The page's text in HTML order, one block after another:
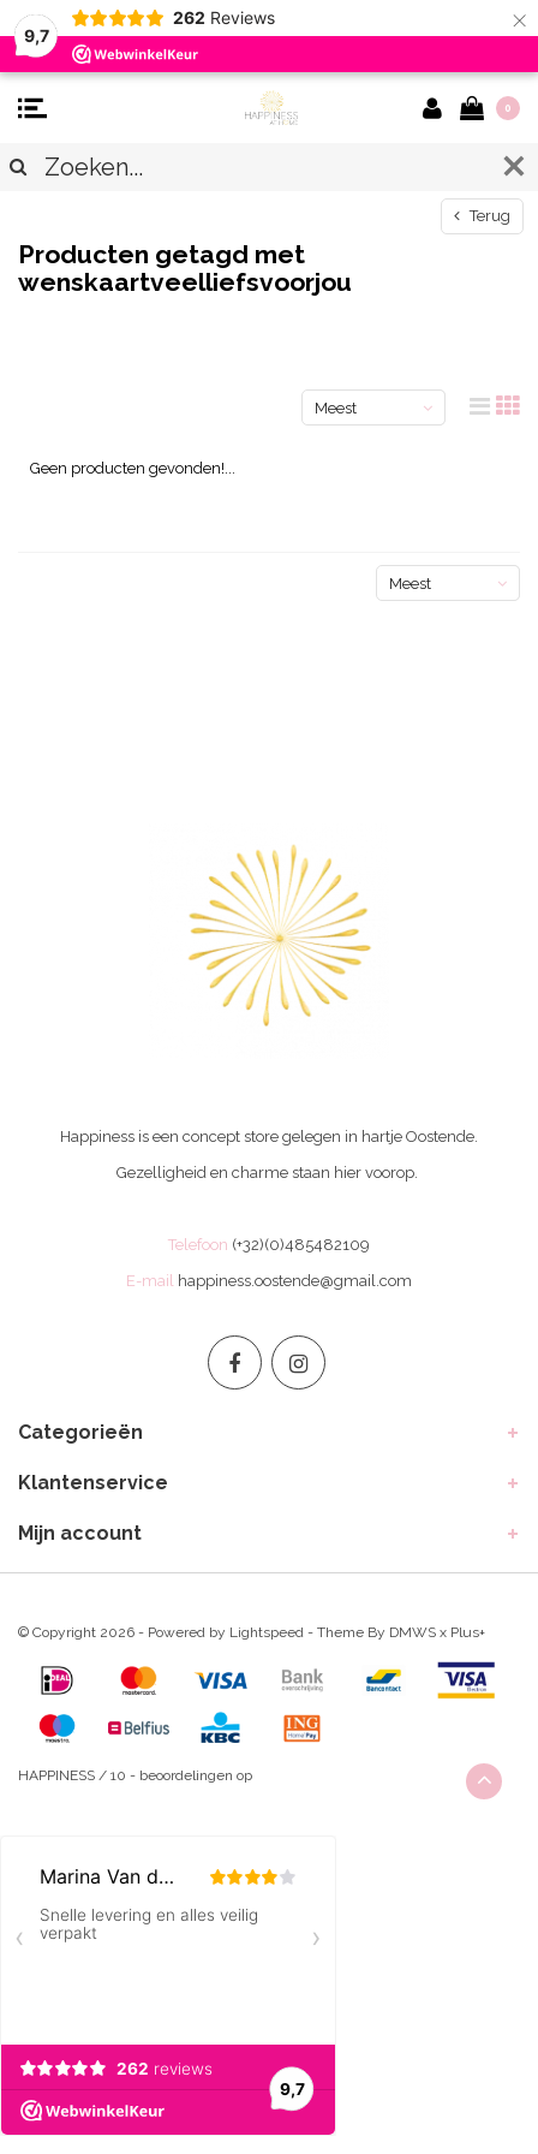
9,7
262 Reviews ×
0
Terug
Producten getagd met
wenskaartveelliefsvoorjou
Meest
Geen producten gevonden!...
Meest
Happiness is een concept store gelegen in hartje Oostende.
Gezelligheid en charme staan hier voorop.
Telefoon (+32)(0)485482109
E-mail happiness.oostende@gmail.com
Categorieën
Klantenservice
Mijn account
© Copyright 2026 - Powered by Lightspeed - Theme By DMWS x Plus+
HAPPINESS / 10 - beoordelingen op